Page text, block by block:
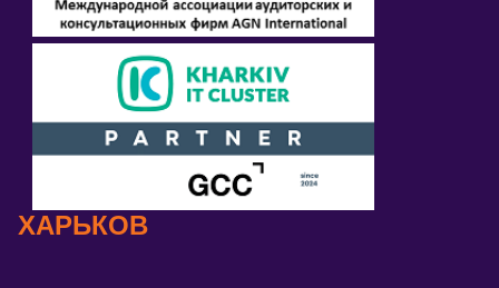
ХАРЬКОВ